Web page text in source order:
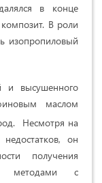
в конце
В роли
изопропиловый
и высушенного
маслом
Несмотря на
он
получения
методами с